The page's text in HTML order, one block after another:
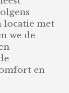
locatie met
we de
en